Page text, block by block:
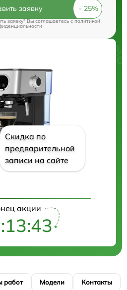
заявку
заявку" Вы соглашаетесь cполитикой
Скидка по
предварительной
записи на сайте
акции
работ Модели Контакты